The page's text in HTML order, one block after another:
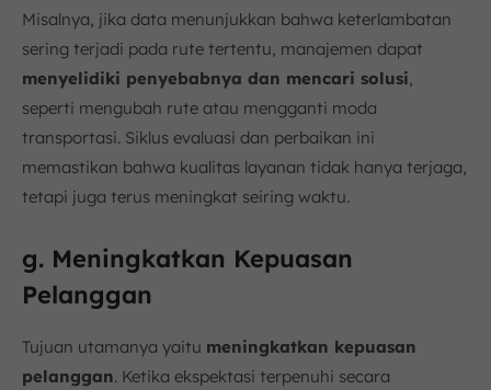
Misalnya, jika data menunjukkan bahwa keterlambatan
sering terjadi pada rute tertentu, manajemen dapat
menyelidiki penyebabnya dan mencari solusi,
seperti mengubah rute atau mengganti moda
transportasi. Siklus evaluasi dan perbaikan ini
memastikan bahwa kualitas layanan tidak hanya terjaga,
tetapi juga terus meningkat seiring waktu.
g. Meningkatkan Kepuasan
Pelanggan
Tujuan utamanya yaitu meningkatkan kepuasan
pelanggan. Ketika ekspektasi terpenuhi secara